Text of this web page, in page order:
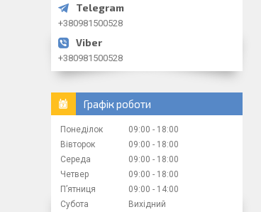
+380981500528
+380981500528
Графік роботи
Понеділок 09:00
18:00
Вівторок
09:00
18:00
Середа
09:00
18:00
Четвер
09:00
18:00
Пʼятниця
09:00
14:00
Субота
Вихідний